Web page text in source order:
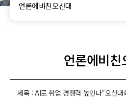
언론에비친오산대
언론에비친
제목 : AI로 취업 경쟁력 높인다”오산